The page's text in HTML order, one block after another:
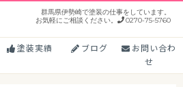
群馬県伊勢崎で塗装の仕事をしています。
お気軽にご相談ください。
0270-75-5760
塗装実績 ブログ
お問い合わ
せ